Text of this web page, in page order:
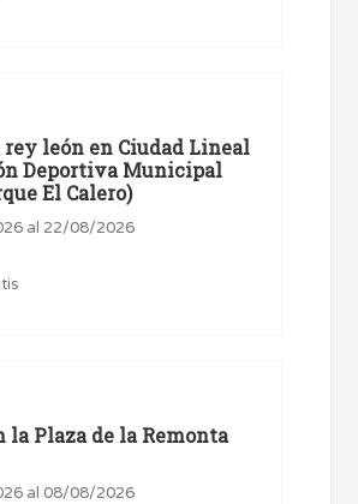
rey león en Ciudad Lineal
Deportiva Municipal
El Calero)
al 22/08/2026
la Plaza de la Remonta
al 08/08/2026